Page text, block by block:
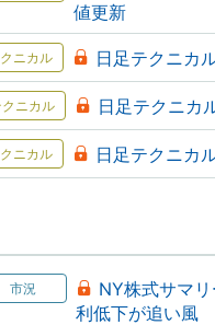
値更新
日足テクニカ
日足テクニカ
日足テクニカ
NY株式サマ
利低下が追い風